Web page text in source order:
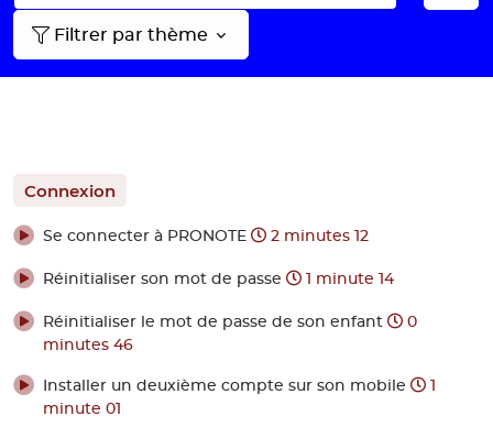
Filtrer par thème
Connexion
Se connecter à PRONOTE 2 minutes 12
Réinitialiser son mot de passe 1 minute 14
Réinitialiser le mot de passe de son enfant
0
minutes 46
Installer un deuxième compte sur son mobile
1
minute 01